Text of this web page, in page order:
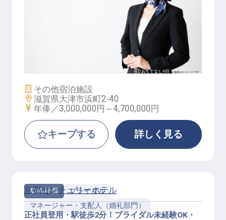
施設業態
その他宿泊施設
勤務地
滋賀県大津市浜町2-40
給与
年俸／3,000,000円～4,700,000円
キープする 詳しく見る
契約社員
ブライダル
マネージャー・支配人（婚礼部門）
京都センチュリーホテル
正社員登用・駅徒歩2分！ブライダル未経験OK・